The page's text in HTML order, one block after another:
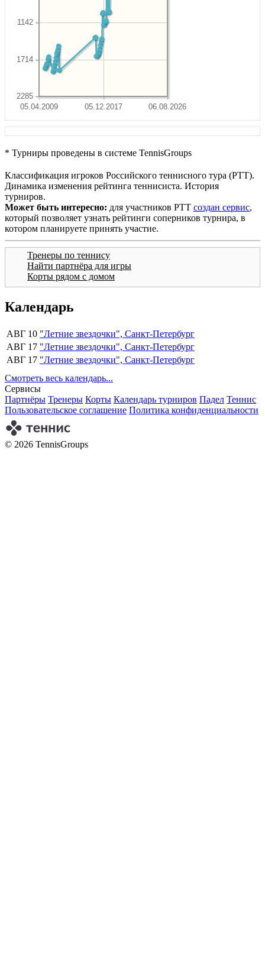
05.04.2009 05.12.2017 06.08.2026
2285
1714
1142
* Турниры проведены в системе TennisGroups
Классификация игроков Российского теннисного тура (РТТ).
Динамика изменения рейтинга теннисиста. История
турниров.
Может быть интересно: для участников РТТ создан сервис,
который позволяет узнать рейтинги соперников турнира, в
котором планируете принять участие.
Тренеры по теннису
Найти партнёра для игры
Корты рядом с домом
Календарь
АВГ 10 "Летние звездочки", Санкт-Петербург
АВГ 17 "Летние звездочки", Санкт-Петербург
АВГ 17 "Летние звездочки", Санкт-Петербург
Смотреть весь календарь...
Сервисы
Партнёры Тренеры Корты Календарь турниров Падел Теннис
Пользовательское соглашение Политика конфиденциальности
© 2026 TennisGroups